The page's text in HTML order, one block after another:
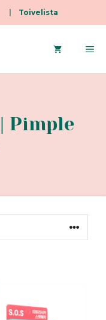
Toivelista
Pimple